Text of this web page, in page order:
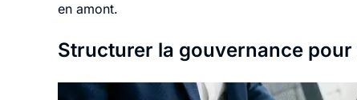
en amont.
Structurer la gouvernance